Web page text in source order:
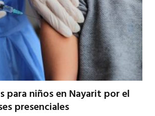
para niños en Nayarit por el
presenciales